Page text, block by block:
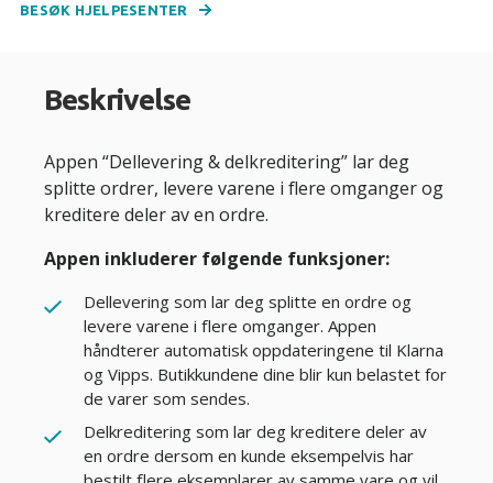
BESØK HJELPESENTER
Beskrivelse
Appen “Dellevering & delkreditering” lar deg
splitte ordrer, levere varene i flere omganger og
kreditere deler av en ordre.
Appen inkluderer følgende funksjoner:
Dellevering som lar deg splitte en ordre og
levere varene i flere omganger. Appen
håndterer automatisk oppdateringene til Klarna
og Vipps. Butikkundene dine blir kun belastet for
de varer som sendes.
Delkreditering som lar deg kreditere deler av
en ordre dersom en kunde eksempelvis har